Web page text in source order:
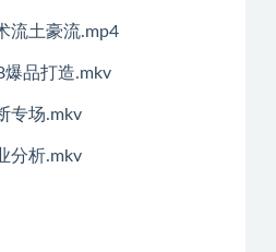
流土豪流.mp4
品打造.mkv
专场.mkv
分析.mkv